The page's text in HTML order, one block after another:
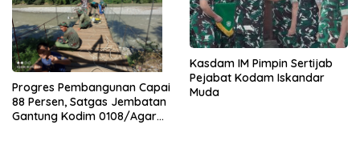
Progres Pembangunan Capai
88 Persen, Satgas Jembatan
Gantung Kodim 0108/Agara
Kasdam IM Pimpin Sertijab
Pejabat Kodam Iskandar
Muda